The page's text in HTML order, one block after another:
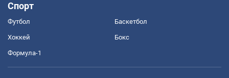
Спорт
Футбол Баскетбол
Хоккей Бокс
Формула-1